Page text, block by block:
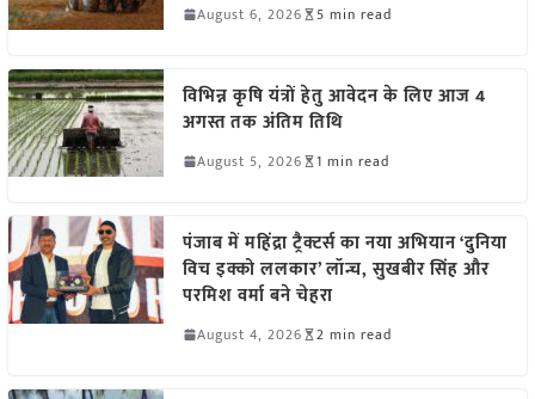
August 6, 2026 5 min read
विभिन्न कृषि यंत्रों हेतु आवेदन के लिए आज 4
अगस्त तक अंतिम तिथि
August 5, 2026 1 min read
पंजाब में महिंद्रा ट्रैक्टर्स का नया अभियान ‘दुनिया
विच इक्को ललकार’ लॉन्च, सुखबीर सिंह और
परमिश वर्मा बने चेहरा
August 4, 2026 2 min read